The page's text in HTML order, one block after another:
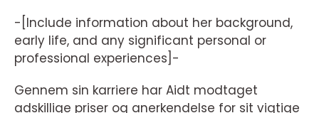
-[Include information about her background,
early life, and any significant personal or
professional experiences]-
Gennem sin karriere har Aidt modtaget
adskillige priser og anerkendelse for sit vigtige